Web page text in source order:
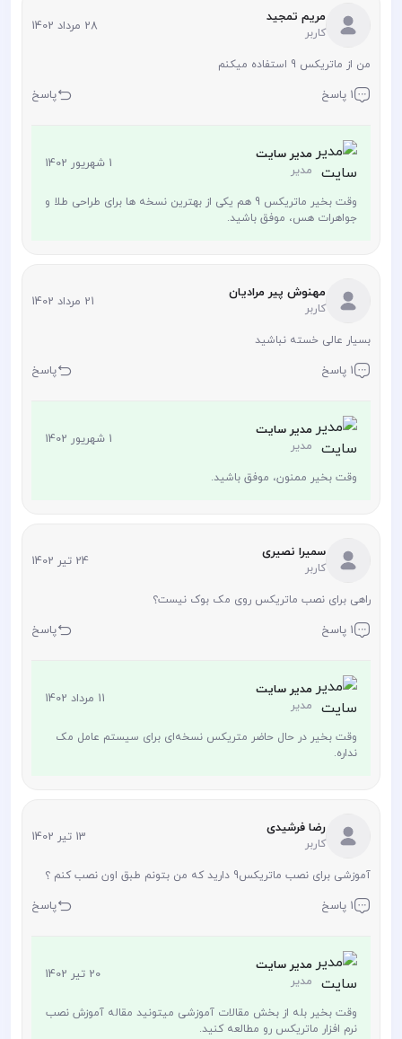
مریم تمجید
کاربر 28 مرداد 1402
من از ماتریکس 9 استفاده میکنم
1 پاسخ پاسخ
مدیر سایت
مدیر 1 شهریور 1402
وقت بخیر ماتریکس 9 هم یکی از بهترین نسخه ها برای طراحی طلا و
جواهرات هس، موفق باشید.
مهنوش پیر مرادیان
کاربر 21 مرداد 1402
بسیار عالی خسته نباشید
1 پاسخ پاسخ
مدیر سایت
مدیر 1 شهریور 1402
وقت بخیر ممنون، موفق باشید.
سمیرا نصیری
کاربر 24 تیر 1402
راهی برای نصب ماتریکس روی مک بوک نیست؟
1 پاسخ پاسخ
مدیر سایت
مدیر 11 مرداد 1402
وقت بخیر در حال حاضر متریکس نسخه‌ای برای سیستم عامل مک
نداره.
رضا فرشیدی
کاربر 13 تیر 1402
آموزشی برای نصب ماتریکس9 دارید که من بتونم طبق اون نصب کنم ؟
1 پاسخ پاسخ
مدیر سایت
مدیر 20 تیر 1402
وقت بخیر بله از بخش مقالات آموزشی میتونید مقاله آموزش نصب
نرم افزار ماتریکس رو مطالعه کنید.